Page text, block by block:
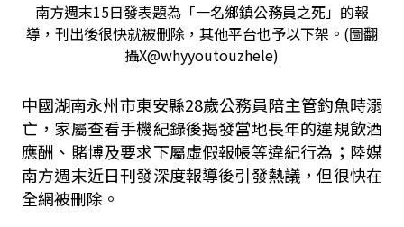
南方週末15日發表題為「一名鄉鎮公務員之死」的報
導，刊出後很快就被刪除，其他平台也予以下架。(圖翻
攝X@whyyoutouzhele)
中國湖南永州市東安縣28歲公務員陪主管釣魚時溺
亡，家屬查看手機紀錄後揭發當地長年的違規飲酒
應酬、賭博及要求下屬虛假報帳等違紀行為；陸媒
南方週末近日刊發深度報導後引發熱議，但很快在
全網被刪除。